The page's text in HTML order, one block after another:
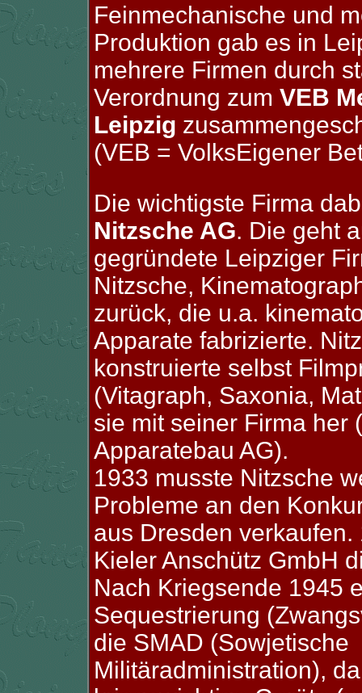
Feinmechanische und
Produktion gab es in
mehrere Firmen durch
Verordnung zum VEB
Leipzig
(VEB = VolksEigener
Die wichtigste Firma
Nitzsche AG. Die geht
gegründete Leipziger
Nitzsche,
zurück, die u.a.
Apparate fabrizierte.
konstruierte selbst
(Vitagraph, Saxonia,
sie mit seiner Firma her
Apparatebau AG).
1933 musste Nitzsche
Probleme an den
aus Dresden
Kieler Anschütz GmbH
Nach Kriegsende 1945
Sequestrierung
die SMAD (Sowjetische
Militäradministration),